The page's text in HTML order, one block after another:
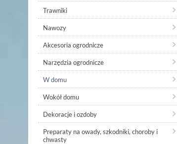
Trawniki
Nawozy
Akcesoria ogrodnicze
Narzędzia ogrodnicze
W domu
Wokół domu
Dekoracje i ozdoby
Preparaty na owady, szkodniki, choroby i
chwasty